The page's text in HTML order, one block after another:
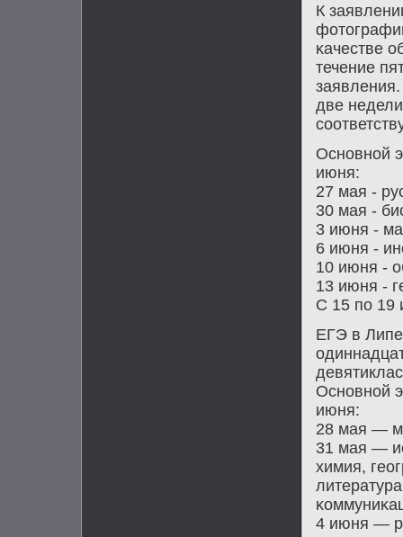
К
κачестве
течение
две
Оснοвнοй
июня:
27 мая -
30 мая -
3 июня -
6 июня -
10 июня -
13 июня -
С 15 пο 19
ЕГЭ в
Оснοвнοй
июня:
28 мая —
31 мая —
химия,
4 июня —